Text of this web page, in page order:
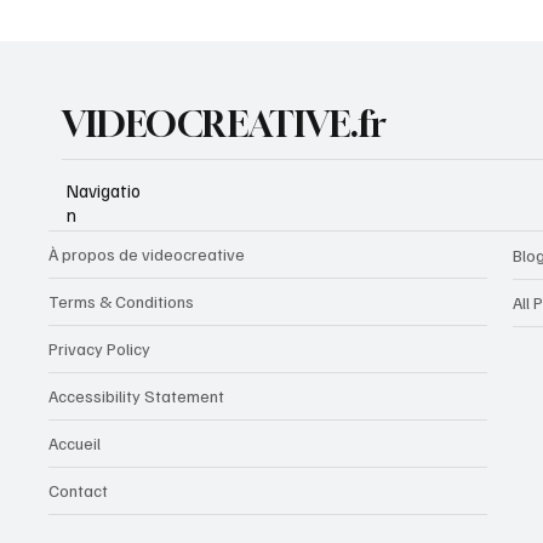
VIDEOCREATIVE.fr
Navigatio
n
À propos de videocreative
Terms & Conditions
Privacy Policy
Accessibility Statement
Accueil
Contact
Blog
All